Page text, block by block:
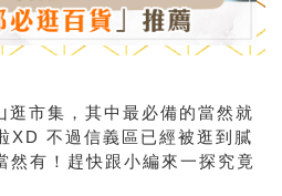
逛市集，其中最必備的當然就
XD 不過信義區已經被逛到膩
然有！趕快跟小編來一探究竟